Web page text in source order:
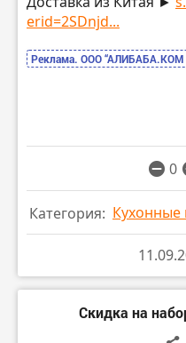
erid=2SDnjd...
Реклама. ООО “АЛИБАБА.КОМ
0
Категория:
Скидка на